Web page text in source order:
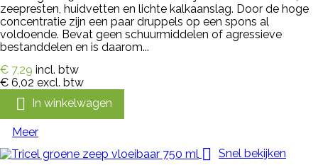
zeepresten, huidvetten en lichte kalkaanslag. Door de hoge
concentratie zijn een paar druppels op een spons al
voldoende. Bevat geen schuurmiddelen of agressieve
bestanddelen en is daarom...
€ 7,29 incl. btw
€ 6,02 excl. btw
 In winkelwagen
Meer
 Snel bekijken